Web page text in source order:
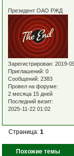
Президент ОАО РЖД
Зарегистрирован: 2019-
Приглашений: 0
Сообщений: 2383
Провел на форуме:
2 месяца 15 дней
Последний визит:
2025-11-22 01:02
Страница: 1
Похожие темы